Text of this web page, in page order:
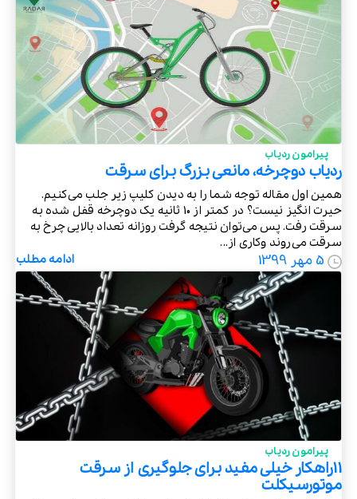
پیرامون ردیاب
ردیاب دوچرخه، مانعی بزرگ برای سرقت
همین اول مقاله توجه شما را به دیدن کلیپ زیر جلب می‌کنیم.
حیرت انگیز نیست؟ در کمتر از 10 ثانیه یک دوچرخه قفل شده به
سرقت رفت. پس می‌توان نتیجه گرفت روزانه تعداد بالایی چرخ به
سرقت می‌روند وکاری از...
5 مهر 1399 ادامه مطلب
پیرامون ردیاب
11راهکار خیلی مفید برای جلوگیری از سرقت
موتورسیکلت